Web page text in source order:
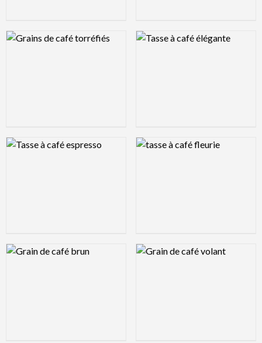
Logo Preview Image Logo Preview Image
Logo Preview Image Logo Preview Image
Logo Preview Image Logo Preview Image